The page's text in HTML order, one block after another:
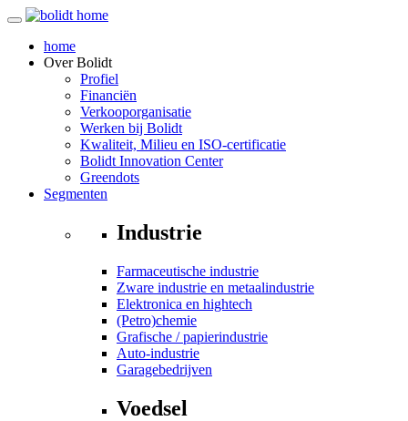
home
OverBolidt
Profiel
Financiën
Verkooporganisatie
Werken bij Bolidt
Kwaliteit, Milieu en ISO-certificatie
Bolidt Innovation Center
Greendots
Segmenten
Industrie
Farmaceutische industrie
Zware industrie en metaalindustrie
Elektronica en hightech
(Petro)chemie
Grafische / papierindustrie
Auto-industrie
Garagebedrijven
Voedsel